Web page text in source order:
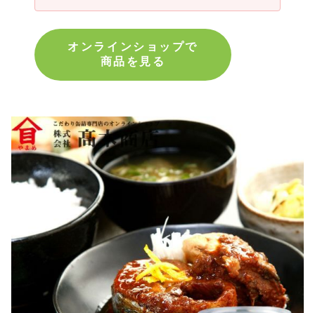
オンラインショップで
商品を見る